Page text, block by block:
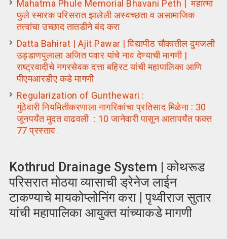
Mahatma Phule Memorial Bhavani Peth | महात्मा
फुले स्मारक परिसरात झालेली अस्वच्छता व असामाजिक
तत्वांचा उच्छाद तातडीने बंद करा
Datta Bahirat | Ajit Pawar | विद्यापीठ चौकातील दुमजली
उड्डाणपुलाला अजित पवार यांचे नाव देण्याची मागणी |
राष्ट्रवादीचे नगरसेवक दत्ता बहिरट यांची महापालिका आणि
पीएमआरडीए कडे मागणी
Regularization of Gunthewari :
गुंठेवारी नियमितीकरणाला नागरिकांचा प्रतिसाद मिळेना : 30
जूनपर्यंत मुदत वाढवली : 10 जानेवारी पासून आतापर्यंत फक्त
77 प्रस्ताव
Kothrud Drainage System | कोथरूड
परिसरात मोठया व्यासाची ड्रेनेज लाईन
टाकण्याचे मायकोप्लोनिंग करा | पृथ्वीराज सुतार
यांची महापालिका आयुक्त यांच्याकडे मागणी